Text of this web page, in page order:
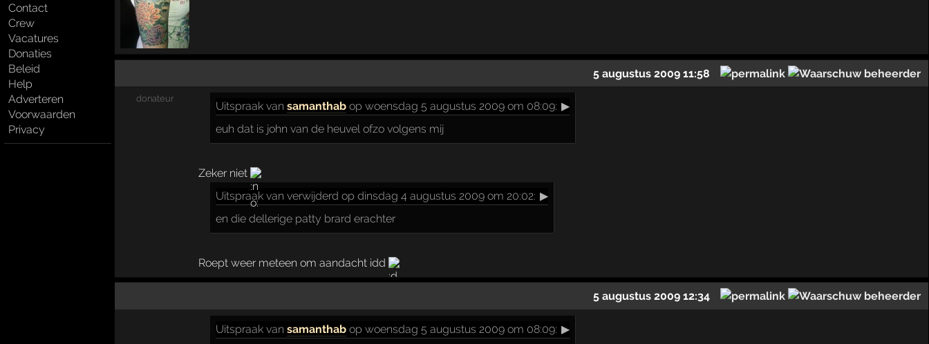
Contact
Crew
Vacatures
Donaties
Beleid
Help
Adverteren
Voorwaarden
Privacy
5 augustus 2009 11:58
donateur
Uitspraakvan samanthabop woensdag 5 augustus 2009 om 08:09: ▶
euh dat is john van de heuvel ofzo volgens mij
Zeker niet
Uitspraakvan verwijderd op dinsdag 4 augustus 2009 om 20:02: ▶
en die dellerige patty brard erachter
Roept weer meteen om aandacht idd
5 augustus 2009 12:34
Uitspraakvan samanthabop woensdag 5 augustus 2009 om 08:09: ▶